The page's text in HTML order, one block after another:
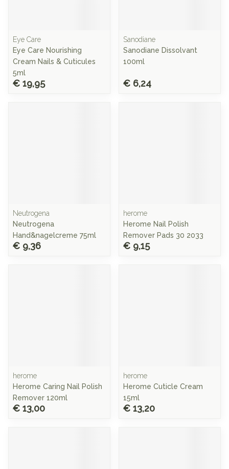
Eye Care
Eye Care Nourishing
Cream Nails & Cuticules
5ml
€ 19,95
Sanodiane
Sanodiane Dissolvant
100ml
€ 6,24
Neutrogena
Neutrogena
Hand&nagelcreme 75ml
€ 9,36
herome
Herome Nail Polish
Remover Pads 30 2033
€ 9,15
herome
Herome Caring Nail Polish
Remover 120ml
€ 13,00
herome
Herome Cuticle Cream
15ml
€ 13,20